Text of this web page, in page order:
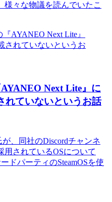
様々な物議を読んでいたこ
Next Lite』に
れていないというお話
、同社のDiscordチャンネ
用されているOSについて
ドパーティのSteamOSを使